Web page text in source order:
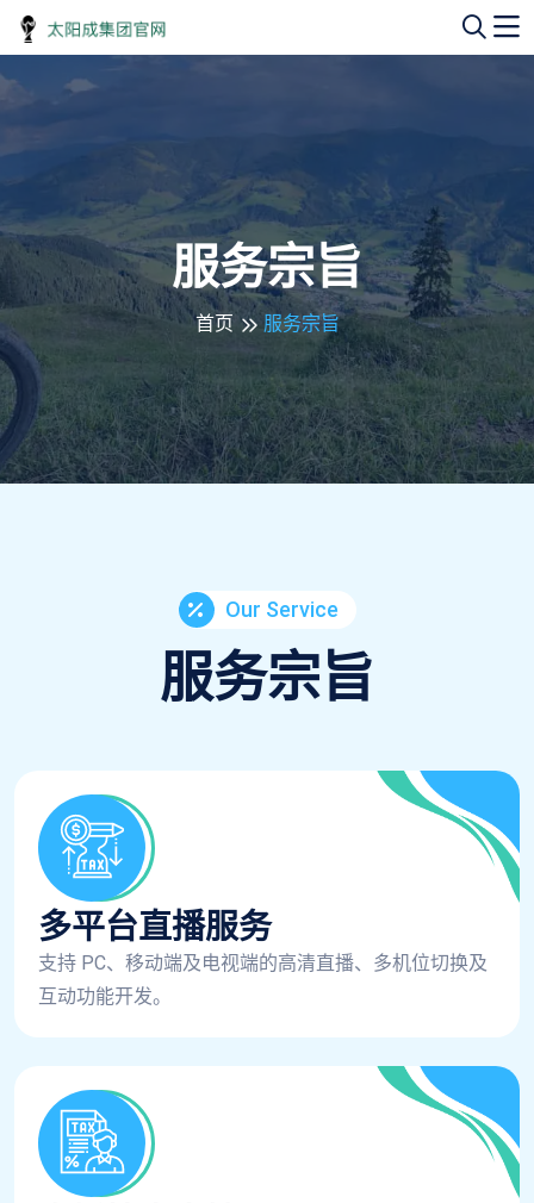
服务宗旨
首页 服务宗旨
Our Service
服务宗旨
多平台直播服务
支持 PC、移动端及电视端的高清直播、多机位切换及
互动功能开发。